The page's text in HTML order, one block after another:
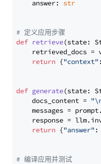
    answer:
str
# 定义应用步骤
def retrieve(state:
retrieved_docs =
return {"context"
def generate(state:
    docs_content =
messages =
response =
return {"answer" :
# 编译应用并测试